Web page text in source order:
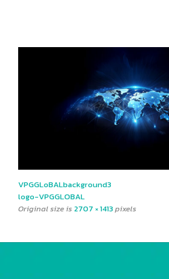
VPGGLoBALbackground3
logo-VPGGLOBAL
Original size is 2707 × 1413 pixels